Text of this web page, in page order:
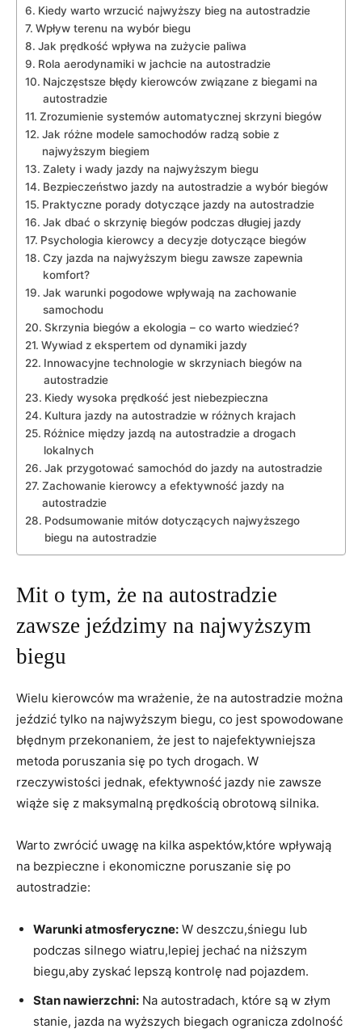
Kiedy warto wrzucić najwyższy bieg na autostradzie
Wpływ terenu na wybór biegu
Jak prędkość wpływa na zużycie paliwa
Rola aerodynamiki w jachcie na autostradzie
Najczęstsze błędy kierowców związane z biegami na
autostradzie
Zrozumienie systemów automatycznej skrzyni biegów
Jak różne modele samochodów radzą sobie z
najwyższym biegiem
Zalety i wady jazdy na najwyższym biegu
Bezpieczeństwo jazdy na autostradzie a wybór biegów
Praktyczne porady dotyczące jazdy na autostradzie
Jak dbać o skrzynię biegów podczas długiej jazdy
Psychologia kierowcy a decyzje dotyczące biegów
Czy jazda na najwyższym biegu zawsze zapewnia
komfort?
Jak warunki pogodowe wpływają na zachowanie
samochodu
Skrzynia biegów a ekologia – co warto wiedzieć?
Wywiad z ekspertem od dynamiki jazdy
Innowacyjne technologie w skrzyniach biegów na
autostradzie
Kiedy wysoka prędkość jest niebezpieczna
Kultura jazdy na autostradzie w różnych krajach
Różnice między jazdą na autostradzie a drogach
lokalnych
Jak przygotować samochód do jazdy na autostradzie
Zachowanie kierowcy a efektywność jazdy na
autostradzie
Podsumowanie mitów dotyczących najwyższego
biegu na autostradzie
Mit o tym, że na autostradzie
zawsze jeździmy na najwyższym
biegu
Wielu kierowców ma wrażenie, że na autostradzie można
jeździć tylko na najwyższym biegu, co jest spowodowane
błędnym przekonaniem, że jest to najefektywniejsza
metoda poruszania się po tych drogach. W
rzeczywistości jednak, efektywność jazdy nie zawsze
wiąże się z maksymalną prędkością obrotową silnika.
Warto zwrócić uwagę na kilka aspektów,które wpływają
na bezpieczne i ekonomiczne poruszanie się po
autostradzie:
Warunki atmosferyczne: W deszczu,śniegu lub
podczas silnego wiatru,lepiej jechać na niższym
biegu,aby zyskać lepszą kontrolę nad pojazdem.
Stan nawierzchni: Na autostradach, które są w złym
stanie, jazda na wyższych biegach ogranicza zdolność